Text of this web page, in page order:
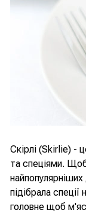
Скірлі (Skirlie) -
та спеціями.
підібрала
головне щоб